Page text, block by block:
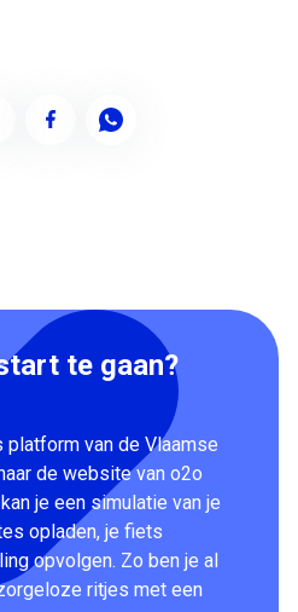
te gaan?
van de Vlaamse
de website van o2o
je een simulatie van je
opladen, je fiets
opvolgen. Zo ben je al
ritjes met een